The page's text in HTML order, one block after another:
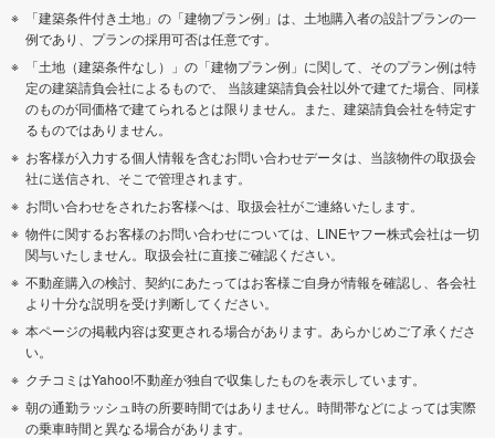
「建築条件付き土地」の「建物プラン例」は、土地購入者の設計プランの一
例であり、プランの採用可否は任意です。
「土地（建築条件なし）」の「建物プラン例」に関して、そのプラン例は特
定の建築請負会社によるもので、 当該建築請負会社以外で建てた場合、同様
のものが同価格で建てられるとは限りません。また、建築請負会社を特定す
るものではありません。
お客様が入力する個人情報を含むお問い合わせデータは、当該物件の取扱会
社に送信され、そこで管理されます。
お問い合わせをされたお客様へは、取扱会社がご連絡いたします。
物件に関するお客様のお問い合わせについては、LINEヤフー株式会社は一切
関与いたしません。取扱会社に直接ご確認ください。
不動産購入の検討、契約にあたってはお客様ご自身が情報を確認し、各会社
より十分な説明を受け判断してください。
本ページの掲載内容は変更される場合があります。あらかじめご了承くださ
い。
クチコミはYahoo!不動産が独自で収集したものを表示しています。
朝の通勤ラッシュ時の所要時間ではありません。時間帯などによっては実際
の乗車時間と異なる場合があります。